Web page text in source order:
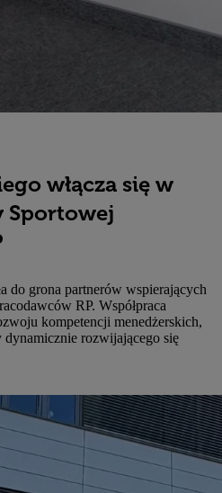
włącza się w
Sportowej
do grona partnerów wspierających
RP. Współpraca
kompetencji menedżerskich,
rozwijającego się